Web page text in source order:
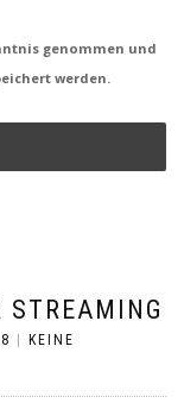
genommen und
werden.
STREAMING
KEINE